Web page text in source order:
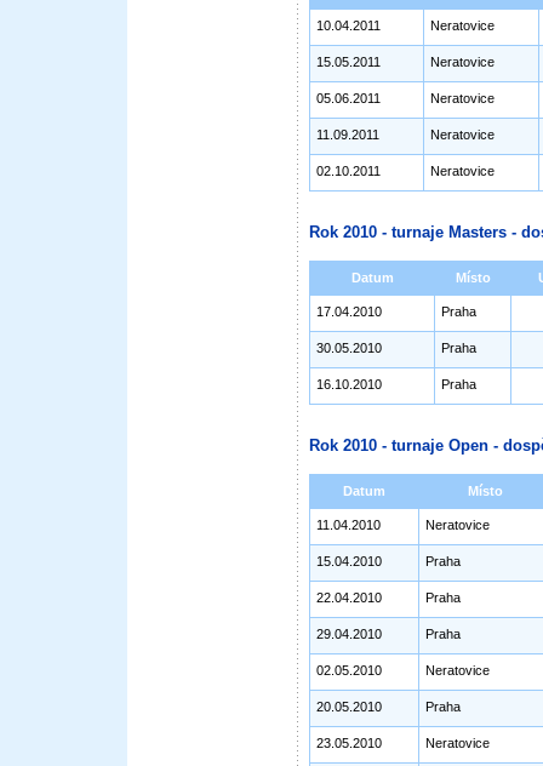
10.04.2011 Neratovice
15.05.2011 Neratovice
05.06.2011 Neratovice
11.09.2011 Neratovice
02.10.2011 Neratovice
Rok 2010 - turnaje Masters -
Datum Místo
17.04.2010 Praha
30.05.2010 Praha
16.10.2010 Praha
Rok 2010 - turnaje Open -
Datum Místo
11.04.2010 Neratovice
15.04.2010 Praha
22.04.2010 Praha
29.04.2010 Praha
02.05.2010 Neratovice
20.05.2010 Praha
23.05.2010 Neratovice